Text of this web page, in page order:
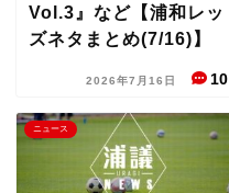
Vol.3』など【浦和レッ
ズネタまとめ(7/16)】
2026年7月16日 10
ニュース